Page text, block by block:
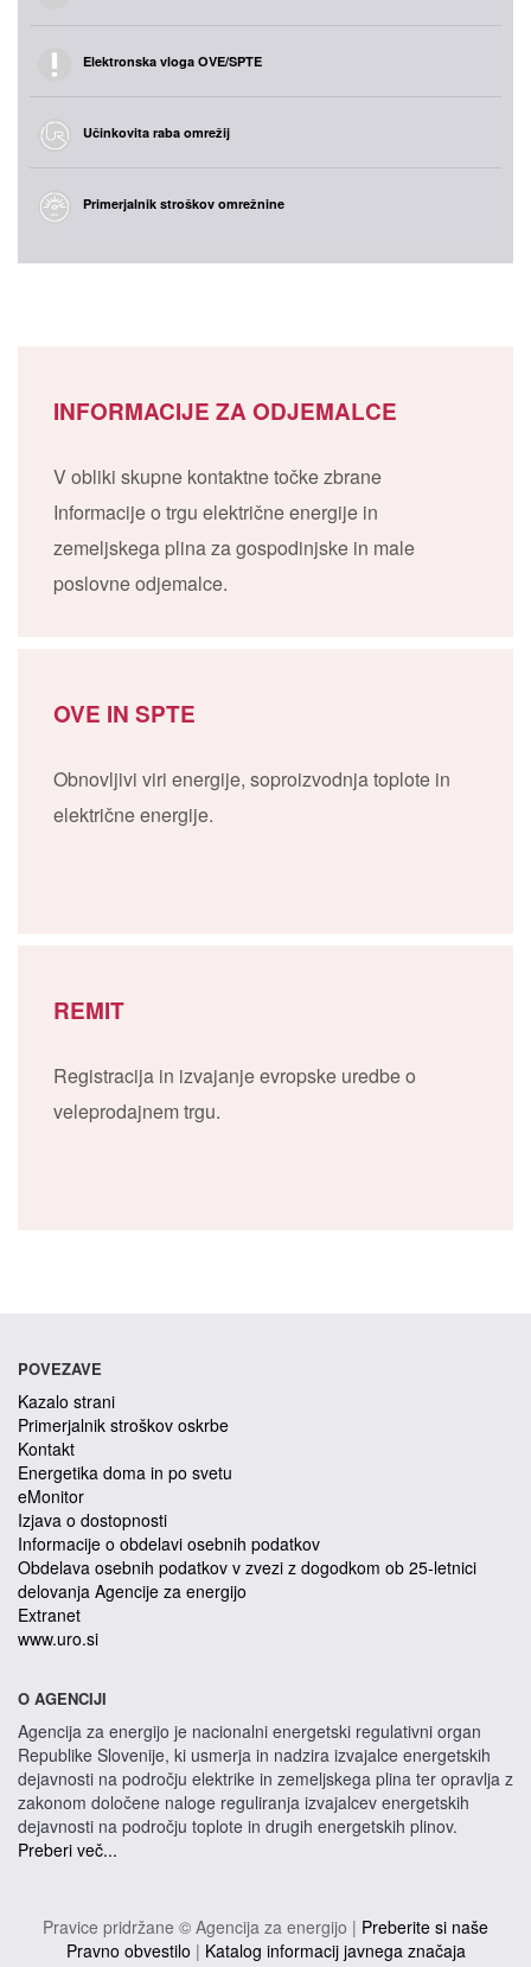
Elektronska vloga OVE/SPTE
Učinkovita raba omrežij
Primerjalnik stroškov omrežnine
INFORMACIJE ZA ODJEMALCE
V obliki skupne kontaktne točke zbrane
Informacije o trgu električne energije in
zemeljskega plina za gospodinjske in male
poslovne odjemalce.
OVE IN SPTE
Obnovljivi viri energije, soproizvodnja toplote in
električne energije.
REMIT
Registracija in izvajanje evropske uredbe o
veleprodajnem trgu.
POVEZAVE
Kazalo strani
Primerjalnik stroškov oskrbe
Kontakt
Energetika doma in po svetu
eMonitor
Izjava o dostopnosti
Informacije o obdelavi osebnih podatkov
Obdelava osebnih podatkov v zvezi z dogodkom ob 25-letnici
delovanja Agencije za energijo
Extranet
www.uro.si
O AGENCIJI
Agencija za energijo je nacionalni energetski regulativni organ
Republike Slovenije, ki usmerja in nadzira izvajalce energetskih
dejavnosti na področju elektrike in zemeljskega plina ter opravlja z
zakonom določene naloge reguliranja izvajalcev energetskih
dejavnosti na področju toplote in drugih energetskih plinov.
Preberi več...
Pravice pridržane © Agencija za energijo | Preberite si naše
Pravno obvestilo | Katalog informacij javnega značaja